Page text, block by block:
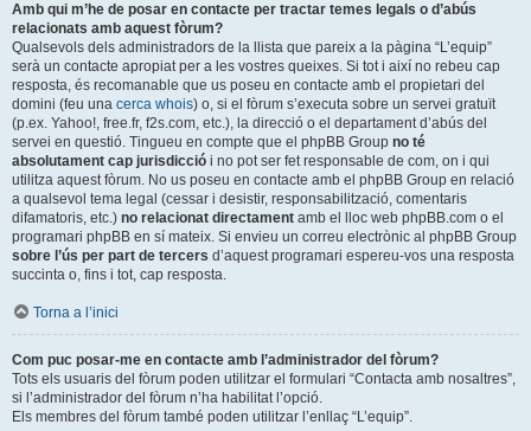
Amb qui m’he de posar en contacte per tractar temes legals o d’abús
relacionats amb aquest fòrum?
Qualsevols dels administradors de la llista que pareix a la pàgina “L’equip”
serà un contacte apropiat per a les vostres queixes. Si tot i així no rebeu cap
resposta, és recomanable que us poseu en contacte amb el propietari del
domini (feu una cerca whois) o, si el fòrum s’executa sobre un servei gratuït
(p.ex. Yahoo!, free.fr, f2s.com, etc.), la direcció o el departament d’abús del
servei en questió. Tingueu en compte que el phpBB Group no té
absolutament cap jurisdicció i no pot ser fet responsable de com, on i qui
utilitza aquest fòrum. No us poseu en contacte amb el phpBB Group en relació
a qualsevol tema legal (cessar i desistir, responsabilització, comentaris
difamatoris, etc.) no relacionat directament amb el lloc web phpBB.com o el
programari phpBB en sí mateix. Si envieu un correu electrònic al phpBB Group
sobre l’ús per part de tercers d’aquest programari espereu-vos una resposta
succinta o, fins i tot, cap resposta.
Torna a l’inici
Com puc posar-me en contacte amb l’administrador del fòrum?
Tots els usuaris del fòrum poden utilitzar el formulari “Contacta amb nosaltres”,
si l’administrador del fòrum n’ha habilitat l’opció.
Els membres del fòrum també poden utilitzar l’enllaç “L’equip”.